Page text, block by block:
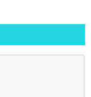
利益を積上げて行
損分を取り戻す